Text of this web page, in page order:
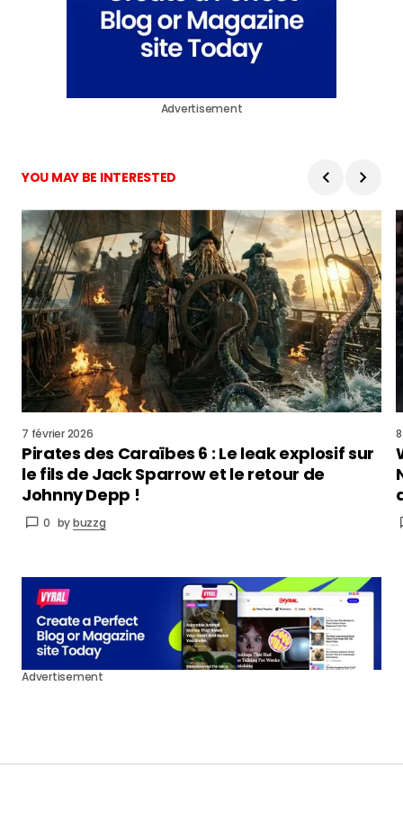
Advertisement
YOU MAY BE INTERESTED
7 février 2026
Pirates des Caraïbes 6 : Le leak explosif sur
le fils de Jack Sparrow et le retour de
Johnny Depp !
0 bybuzzg
Advertisement